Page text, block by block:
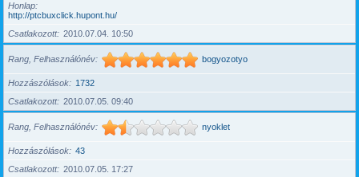
Honlap
http://ptcbuxclick.hupont.hu/
Csatlakozott
2010.07.04. 10:50
Rang, Felhasználónév bogyozotyo
Hozzászólások
1732
Csatlakozott
2010.07.05. 09:40
Rang, Felhasználónév nyoklet
Hozzászólások
43
Csatlakozott
2010.07.05. 17:27